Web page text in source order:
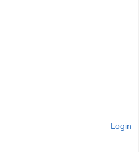
Login